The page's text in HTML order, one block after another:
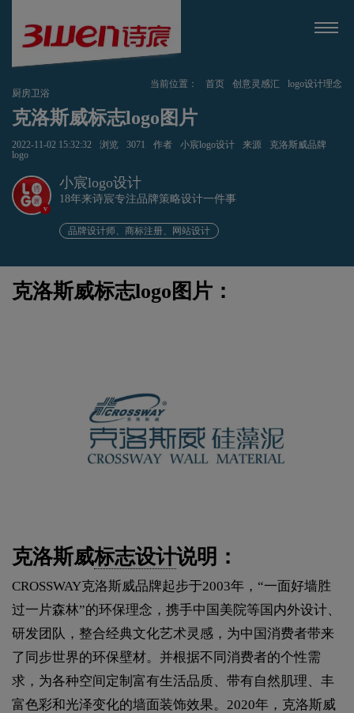
当前位置： 首页 创意灵感汇
logo设计理念
厨房卫浴
克洛斯威标志logo图片
2022-11-02 15:32:32 浏览 3071 作者 小宸logo设计 来源
克洛斯威品牌
logo
v
小宸logo设计
18年来诗宸专注品牌策略设计一件事
品牌设计师、商标注册、网站设计
克洛斯威标志logo图片：
克洛斯威标志设计说明：
CROSSWAY克洛斯威品牌起步于2003年，“一面好墙胜
过一片森林”的环保理念，携手中国美院等国内外设计、
研发团队，整合经典文化艺术灵感，为中国消费者带来
了同步世界的环保壁材。并根据不同消费者的个性需
求，为各种空间定制富有生活品质、带有自然肌理、丰
富色彩和光泽变化的墙面装饰效果。2020年，克洛斯威